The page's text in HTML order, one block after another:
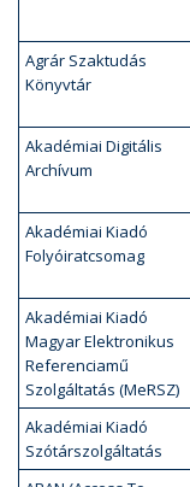
Agrár Szaktudás
Könyvtár
Akadémiai Digitális
Archívum
Akadémiai Kiadó
Folyóiratcsomag
Akadémiai Kiadó
Magyar Elektronikus
Referenciamű
Szolgáltatás (MeRSZ)
Akadémiai Kiadó
Szótárszolgáltatás